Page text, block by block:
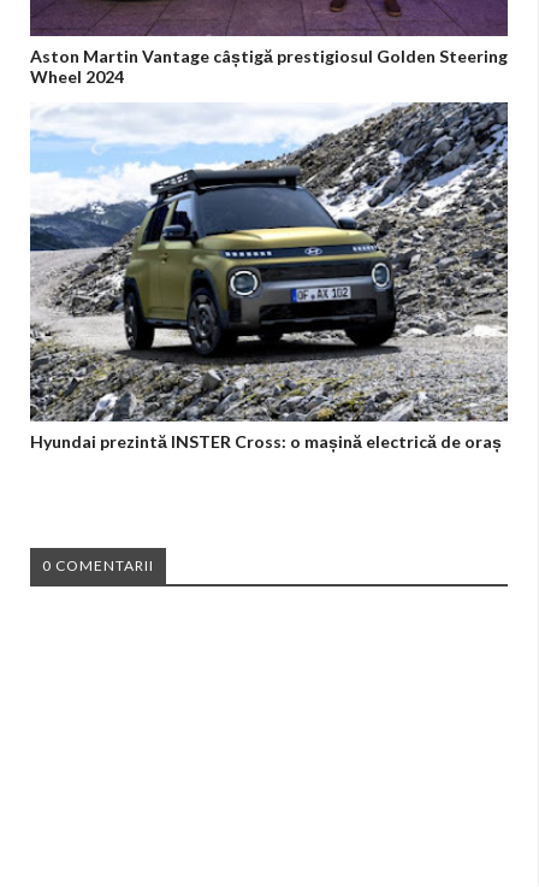
Aston Martin Vantage câștigă prestigiosul Golden Steering
Wheel 2024
Hyundai prezintă INSTER Cross: o mașină electrică de oraș
0 COMENTARII